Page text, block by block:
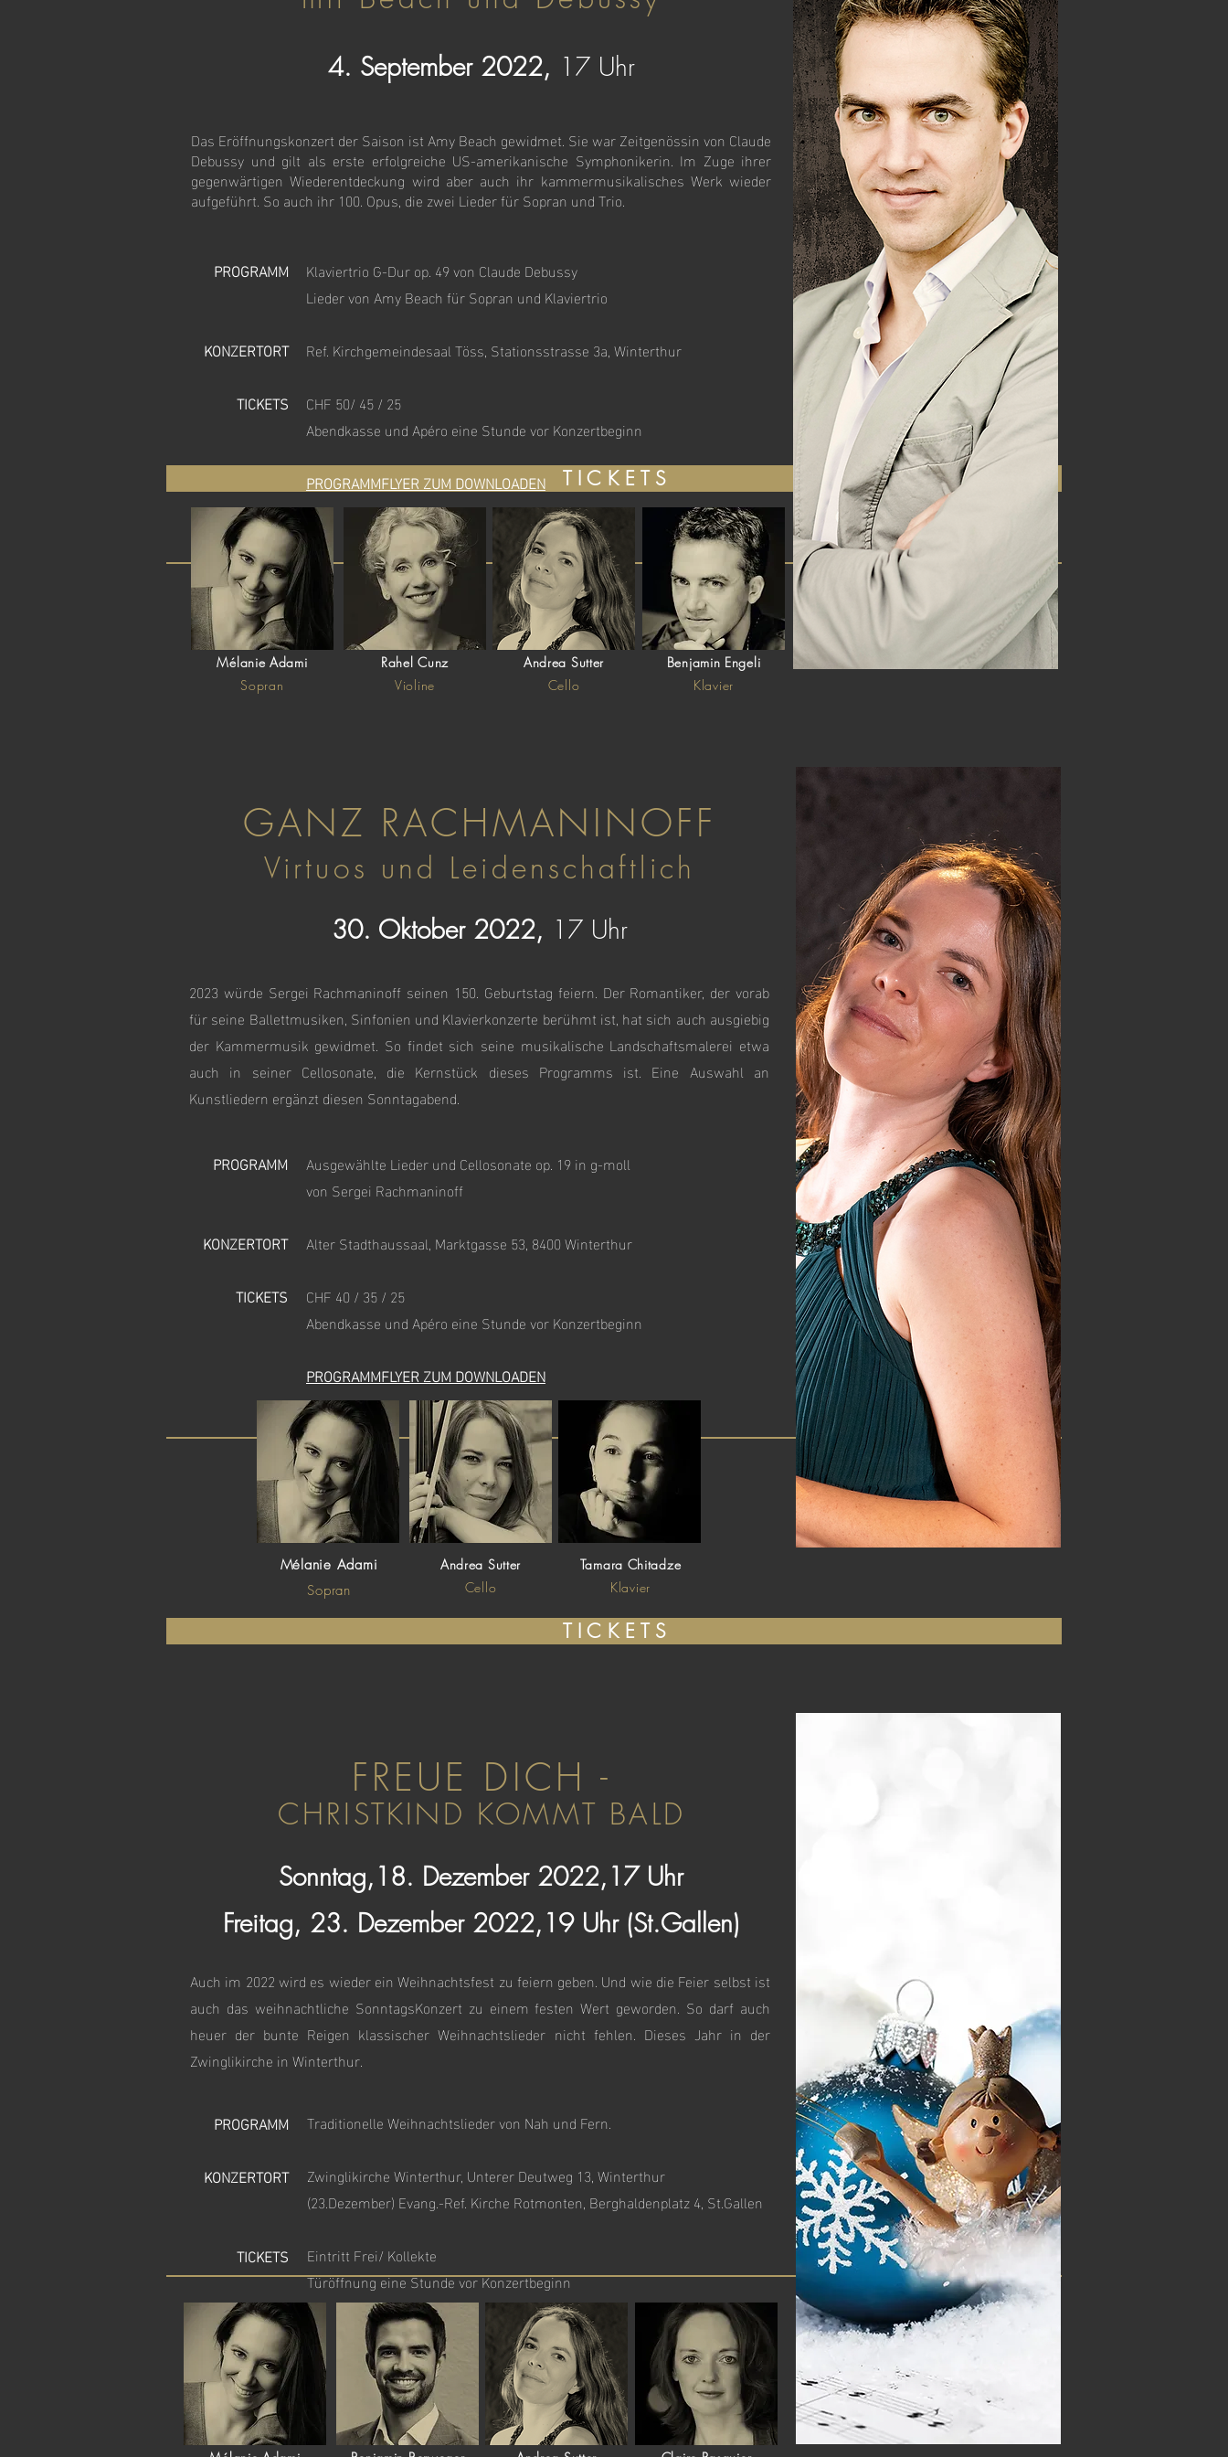
T I C K E T S
4. September 2022, 17 Uhr
Das Eröffnungskonzert der Saison ist Amy Beach gewidmet. Sie war Zeitgenössin von Claude
Debussy und gilt als erste erfolgreiche US-amerikanische Symphonikerin. Im Zuge ihrer
gegenwärtigen Wiederentdeckung wird aber auch ihr kammermusikalisches Werk wieder
aufgeführt. So auch ihr 100. Opus, die zwei Lieder für Sopran und Trio.
PROGRAMM
KONZERTORT
TICKETS
Klaviertrio G-Dur op. 49 von Claude Debussy
Lieder von Amy Beach für Sopran und Klaviertrio
Ref. Kirchgemeindesaal Töss, Stationsstrasse 3a, Winterthur
CHF 50/ 45 / 25
Abendkasse und Apéro eine Stunde vor Konzertbeginn
PROGRAMMFLYER ZUM DOWNLOADEN
Mélanie Adami
Sopran
Rahel Cunz
Violine
Andrea Sutter
Cello
Benjamin Engeli
Klavier
GANZ RACHMANINOFF
Virtuos und Leidenschaftlich
30. Oktober 2022, 17 Uhr
2023 würde Sergei Rachmaninoff seinen 150. Geburtstag feiern. Der Romantiker, der vorab
für seine Ballettmusiken, Sinfonien und Klavierkonzerte berühmt ist, hat sich auch ausgiebig
der Kammermusik gewidmet. So findet sich seine musikalische Landschaftsmalerei etwa
auch in seiner Cellosonate, die Kernstück dieses Programms ist. Eine Auswahl an
Kunstliedern ergänzt diesen Sonntagabend.
PROGRAMM
KONZERTORT
TICKETS
Ausgewählte Lieder und Cellosonate op. 19 in g-moll
von Sergei Rachmaninoff
Alter Stadthaussaal, Marktgasse 53, 8400 Winterthur
CHF 40 / 35 / 25
Abendkasse und Apéro eine Stunde vor Konzertbeginn
PROGRAMMFLYER ZUM DOWNLOADEN
Mélanie Adami
Sopran
Andrea Sutter
Cello
Tamara Chitadze
Klavier
T I C K E T S
FREUE DICH -
CHRISTKIND KOMMT BALD
Sonntag,18. Dezember 2022,17 Uhr
Freitag, 23. Dezember 2022,19 Uhr (St.Gallen)
Auch im 2022 wird es wieder ein Weihnachtsfest zu feiern geben. Und wie die Feier selbst ist
auch das weihnachtliche SonntagsKonzert zu einem festen Wert geworden. So darf auch
heuer der bunte Reigen klassischer Weihnachtslieder nicht fehlen. Dieses Jahr in der
Zwinglikirche in Winterthur.
PROGRAMM
KONZERTORT
TICKETS
Traditionelle Weihnachtslieder von Nah und Fern.
Zwinglikirche Winterthur, Unterer Deutweg 13, Winterthur
(23.Dezember) Evang.-Ref. Kirche Rotmonten, Berghaldenplatz 4, St.Gallen
Eintritt Frei/ Kollekte
Türöffnung eine Stunde vor Konzertbeginn